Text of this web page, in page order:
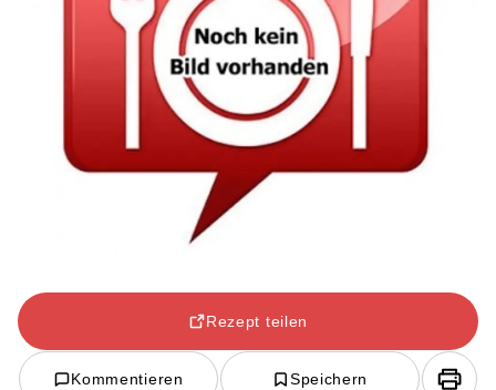
Rezept teilen
Kommentieren Speichern